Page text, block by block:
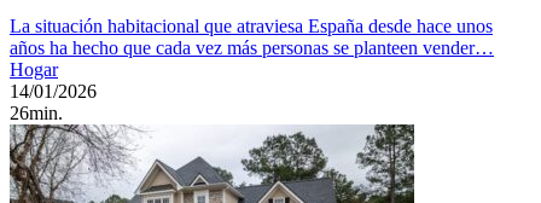
La situación habitacional que atraviesa España desde hace unos
años ha hecho que cada vez más personas se planteen vender…
Hogar
14/01/2026
26min.